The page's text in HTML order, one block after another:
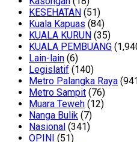
KESEHATAN (51)
Kuala Kapuas (84)
KUALA KURUN (35)
KUALA PEMBUANG
Lain-lain (6)
Legislatif (140)
Metro Palangka Raya
Metro Sampit (76)
Muara Teweh (12)
Nanga Bulik (7)
Nasional (341)
OPINI (51)